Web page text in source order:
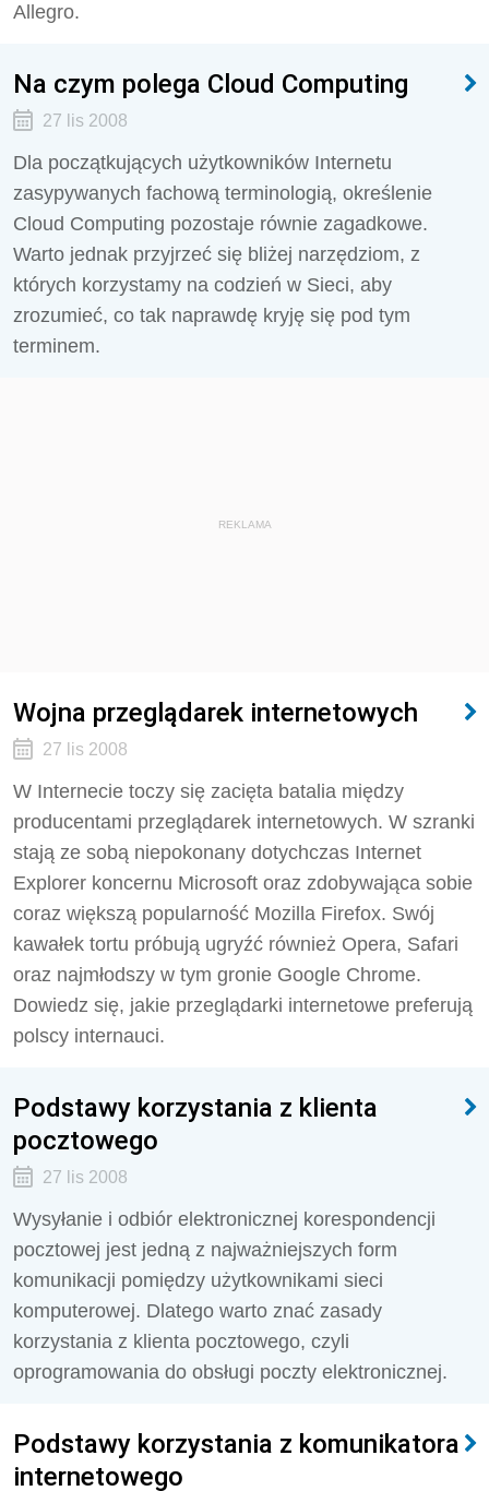
Allegro.
Na czym polega Cloud Computing
27 lis 2008
Dla początkujących użytkowników Internetu
zasypywanych fachową terminologią, określenie
Cloud Computing pozostaje równie zagadkowe.
Warto jednak przyjrzeć się bliżej narzędziom, z
których korzystamy na codzień w Sieci, aby
zrozumieć, co tak naprawdę kryję się pod tym
terminem.
REKLAMA
Wojna przeglądarek internetowych
27 lis 2008
W Internecie toczy się zacięta batalia między
producentami przeglądarek internetowych. W szranki
stają ze sobą niepokonany dotychczas Internet
Explorer koncernu Microsoft oraz zdobywająca sobie
coraz większą popularność Mozilla Firefox. Swój
kawałek tortu próbują ugryźć również Opera, Safari
oraz najmłodszy w tym gronie Google Chrome.
Dowiedz się, jakie przeglądarki internetowe preferują
polscy internauci.
Podstawy korzystania z klienta
pocztowego
27 lis 2008
Wysyłanie i odbiór elektronicznej korespondencji
pocztowej jest jedną z najważniejszych form
komunikacji pomiędzy użytkownikami sieci
komputerowej. Dlatego warto znać zasady
korzystania z klienta pocztowego, czyli
oprogramowania do obsługi poczty elektronicznej.
Podstawy korzystania z komunikatora
internetowego